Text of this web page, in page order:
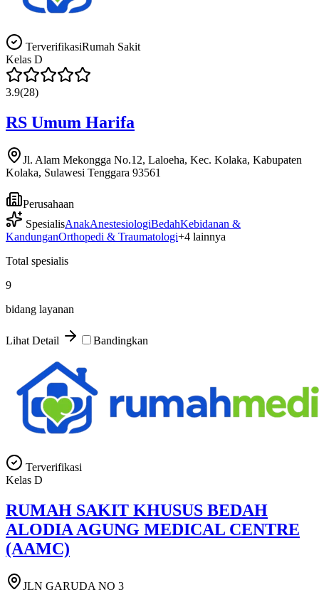
TerverifikasiRumah Sakit
Kelas D
3.9(28)
RS Umum Harifa
Jl. Alam Mekongga No.12, Laloeha, Kec. Kolaka, Kabupaten
Kolaka, Sulawesi Tenggara 93561
Perusahaan
SpesialisAnakAnestesiologiBedahKebidanan &
KandunganOrthopedi & Traumatologi+4 lainnya
Total spesialis
9
bidang layanan
Lihat Detail Bandingkan
Terverifikasi
Kelas D
RUMAH SAKIT KHUSUS BEDAH
ALODIA AGUNG MEDICAL CENTRE
(AAMC)
JLN GARUDA NO 3